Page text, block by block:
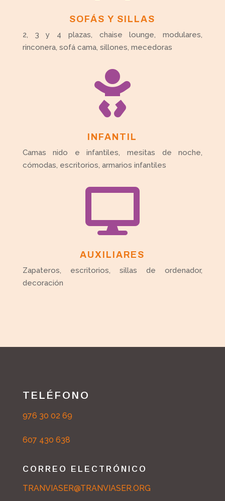
SOFÁS Y SILLAS
2, 3 y 4 plazas, chaise lounge, modulares,
rinconera, sofá cama, sillones, mecedoras

INFANTIL
Camas nido e infantiles, mesitas de noche,
cómodas, escritorios, armarios infantiles

AUXILIARES
Zapateros, escritorios, sillas de ordenador,
decoración
TELÉFONO
976 30 02 69
607 430 638
CORREO ELECTRÓNICO
TRANVIASER@TRANVIASER.ORG